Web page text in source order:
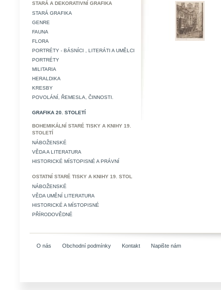
STARÁ A DEKORATIVNÍ GRAFIKA
STARÁ GRAFIKA
GENRE
FAUNA
FLORA
PORTRÉTY - BÁSNÍCI , LITERÁTI A UMĚLCI
PORTRÉTY
MILITARIA
HERALDIKA
KRESBY
POVOLÁNÍ, ŘEMESLA, ČINNOSTI.
GRAFIKA 20. STOLETÍ
BOHEMIKÁLNÍ STARÉ TISKY A KNIHY 19.
STOLETÍ
NÁBOŽENSKÉ
VĚDA A LITERATURA
HISTORICKÉ MÍSTOPISNÉ A PRÁVNÍ
OSTATNÍ STARÉ TISKY A KNIHY 19. STOL
NÁBOŽENSKÉ
VĚDA UMĚNÍ LITERATURA
HISTORICKÉ A MÍSTOPISNÉ
PŘÍRODOVĚDNÉ
O nás Obchodní podmínky Kontakt Napište nám